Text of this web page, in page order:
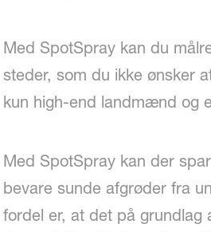
Med SpotSpray kan du
steder, som du ikke ønsker
kun high-end landmænd og
Med SpotSpray kan der
bevare sunde afgrøder fra
fordel er, at det på